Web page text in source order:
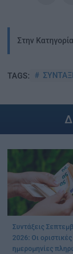
Στην
TAGS:
Συντάξεις
2026: Οι οριστικές
ημερομηνίες